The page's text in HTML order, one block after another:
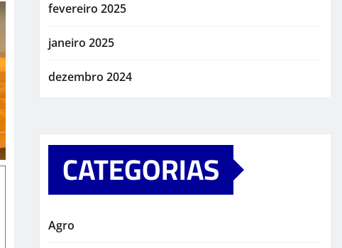
fevereiro 2025
janeiro 2025
dezembro 2024
CATEGORIAS
Agro